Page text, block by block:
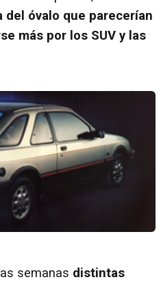
del óvalo que parecerían
más por los SUV y las
semanas distintas